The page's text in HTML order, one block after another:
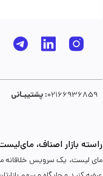
پشتیبـانی :02166936859
راسته بازار اصناف،
مای لیست، یک سرویس خلاقانه